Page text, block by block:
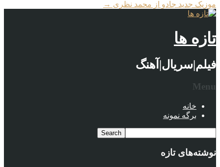
موزیک جدید جادو از محمد نظری →
تازه ها
فیلم|سریال|آهنگ
Menu
خانه
برگه نمونه
نوشته‌های تازه